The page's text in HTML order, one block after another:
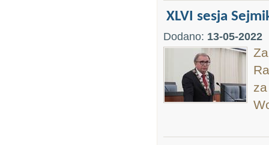
XLVI sesja
Dodano: 13-05-2022